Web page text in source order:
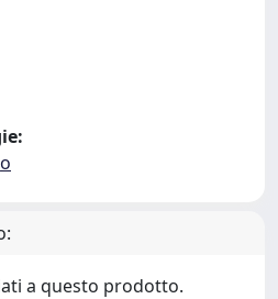
a questo prodotto.